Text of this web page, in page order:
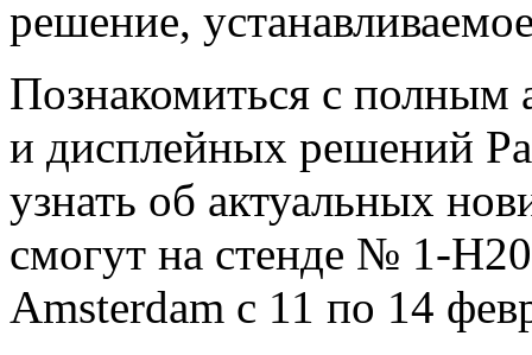
решение,
Познакомиться с полным
и дисплейных решений
узнать об актуальных
смогут на стенде № 1-
Amsterdam с 11 по 14